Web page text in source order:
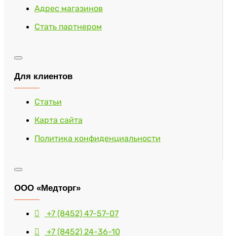
Адрес магазинов
Стать партнером
Для клиентов
Статьи
Карта сайта
Политика конфиденциальности
ООО «Медторг»
+7 (8452) 47-57-07
+7 (8452) 24-36-10